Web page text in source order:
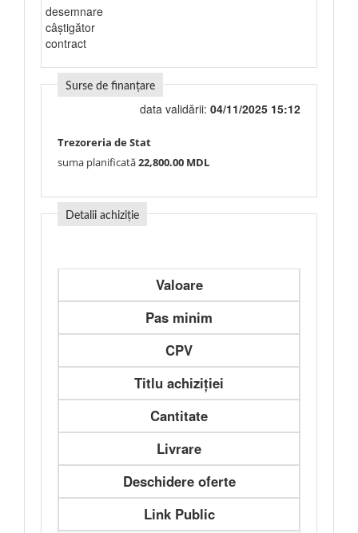
desemnare
câștigător
contract
Surse de finanțare
data validării: 04/11/2025 15:12
Trezoreria de Stat
suma planificată22,800.00 MDL
Detalii achiziție
Valoare
Pas minim
CPV
Titlu achiziției
Cantitate
Livrare
Deschidere oferte
Link Public